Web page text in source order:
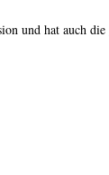
und hat auch